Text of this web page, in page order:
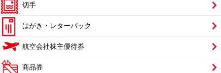
切手
はがき・レターパック
航空会社株主優待券
商品券